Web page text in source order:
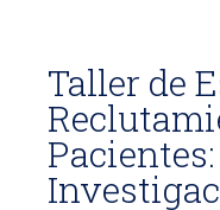
Taller de